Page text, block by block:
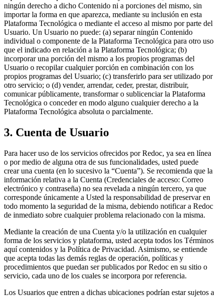
ningún derecho a dicho Contenido ni a porciones del mismo, sin
importar la forma en que aparezca, mediante su inclusión en esta
Plataforma Tecnológica o mediante el acceso al mismo por parte del
Usuario. Un Usuario no puede: (a) separar ningún Contenido
individual o componente de la Plataforma Tecnológica para otro uso
que el indicado en relación a la Plataforma Tecnológica; (b)
incorporar una porción del mismo a los propios programas del
Usuario o recopilar cualquier porción en combinación con los
propios programas del Usuario; (c) transferirlo para ser utilizado por
otro servicio; o (d) vender, arrendar, ceder, prestar, distribuir,
comunicar públicamente, transformar o sublicenciar la Plataforma
Tecnológica o conceder en modo alguno cualquier derecho a la
Plataforma Tecnológica absoluta o parcialmente.
3. Cuenta de Usuario
Para hacer uso de los servicios ofrecidos por Redoc, ya sea en línea
o por medio de alguna otra de sus funcionalidades, usted puede
crear una cuenta (en lo sucesivo la “Cuenta”). Se recomienda que la
información relativa a la Cuenta (Credenciales de acceso: Correo
electrónico y contraseña) no sea revelada a ningún tercero, ya que
corresponde únicamente a Usted la responsabilidad de preservar en
todo momento la seguridad de la misma, debiendo notificar a Redoc
de inmediato sobre cualquier problema relacionado con la misma.
Mediante la creación de una Cuenta y/o la utilización en cualquier
forma de los servicios y plataforma, usted acepta todos los Términos
aquí contenidos y la Política de Privacidad. Asimismo, se entiende
que acepta todas las demás reglas de operación, políticas y
procedimientos que puedan ser publicados por Redoc en su sitio o
servicio, cada uno de los cuales se incorpora por referencia.
Los Usuarios que entren a dichas ubicaciones podrían estar sujetos a